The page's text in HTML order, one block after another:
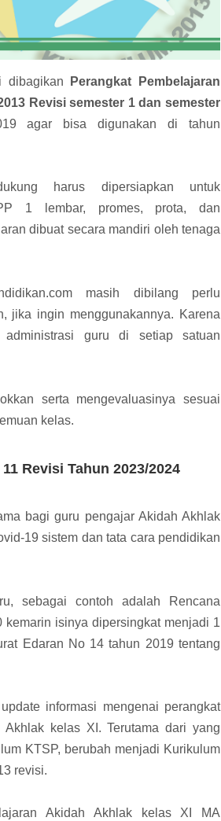
dibagikan
Perangkat Pembelajaran
Revisi semester 1 dan semester
agar bisa digunakan di tahun
harus dipersiapkan untuk
1 lembar, promes, prota, dan
dibuat secara mandiri oleh tenaga
masih dibilang perlu
jika ingin menggunakannya. Karena
guru di setiap satuan
serta mengevaluasinya sesuai
kelas.
Revisi Tahun 2023/2024
bagi guru pengajar Akidah Akhlak
19 sistem dan tata cara pendidikan
sebagai contoh adalah Rencana
isinya dipersingkat menjadi 1
Edaran No 14 tahun 2019 tentang
informasi mengenai perangkat
kelas XI. Terutama dari yang
KTSP, berubah menjadi Kurikulum
revisi.
Akidah Akhlak kelas XI MA